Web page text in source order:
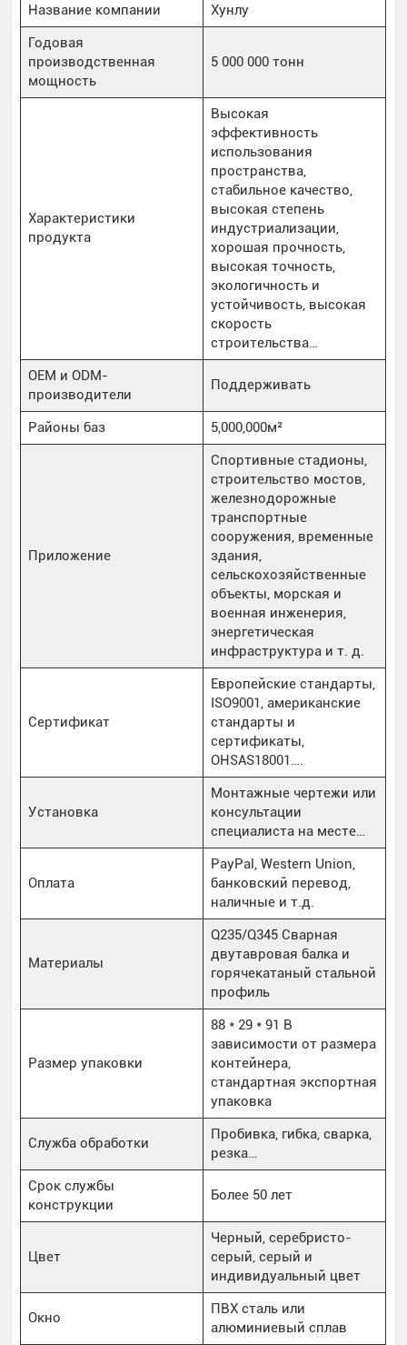
Название компании
Хунлу
Годовая
производственная
мощность
5 000 000 тонн
Характеристики
продукта
Высокая
эффективность
использования
пространства,
стабильное качество,
высокая степень
индустриализации,
хорошая прочность,
высокая точность,
экологичность и
устойчивость, высокая
скорость
строительства…
OEM и ODM-
производители
Поддерживать
Районы баз 5,000,000м²
Приложение
Спортивные стадионы,
строительство мостов,
железнодорожные
транспортные
сооружения, временные
здания,
сельскохозяйственные
объекты, морская и
военная инженерия,
энергетическая
инфраструктура и т. д.
Сертификат
Европейские стандарты,
ISO9001, американские
стандарты и
сертификаты,
OHSAS18001….
Установка
Монтажные чертежи или
консультации
специалиста на месте…
Оплата
PayPal, Western Union,
банковский перевод,
наличные и т.д.
Материалы
Q235/Q345 Сварная
двутавровая балка и
горячекатаный стальной
профиль
Размер упаковки
88 * 29 * 91 В
зависимости от размера
контейнера,
стандартная экспортная
упаковка
Служба обработки
Пробивка, гибка, сварка,
резка…
Срок службы
конструкции
Более 50 лет
Цвет
Черный, серебристо-
серый, серый и
индивидуальный цвет
Окно
ПВХ сталь или
алюминиевый сплав